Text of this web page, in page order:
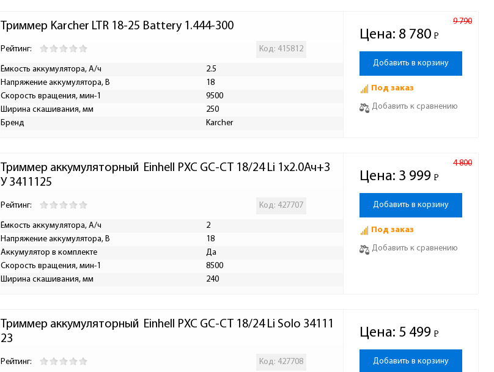
Триммер Karcher LTR 18-25 Battery 1.444-300
Рейтинг: Код: 415812
Ёмкость аккумулятора, А/ч
2.5
Напряжение аккумулятора, В
18
Скорость вращения, мин-1
9500
Ширина скашивания, мм
250
Бренд
Karcher
Цена:
9 790
8 780 Р
-
Добавить в корзину
Под заказ
Добавить к сравнению
Триммер аккумуляторный  Einhell PXC GC-CT 18/24 Li 1х2.0Ач+З
У 3411125
Рейтинг: Код: 427707
Ёмкость аккумулятора, А/ч
2
Напряжение аккумулятора, В
18
Аккумулятор в комплекте
Да
Скорость вращения, мин-1
8500
Ширина скашивания, мм
240
Цена:
4 800
3 999 Р
-
Добавить в корзину
Под заказ
Добавить к сравнению
Триммер аккумуляторный  Einhell PXC GC-CT 18/24 Li Solo 34111
23
Рейтинг: Код: 427708
Цена: 5 499 Р
-
Добавить в корзину